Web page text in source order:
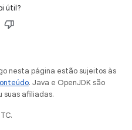
útil?
nesta página estão sujeitos às
. Java e OpenJDK são
suas afiliadas.